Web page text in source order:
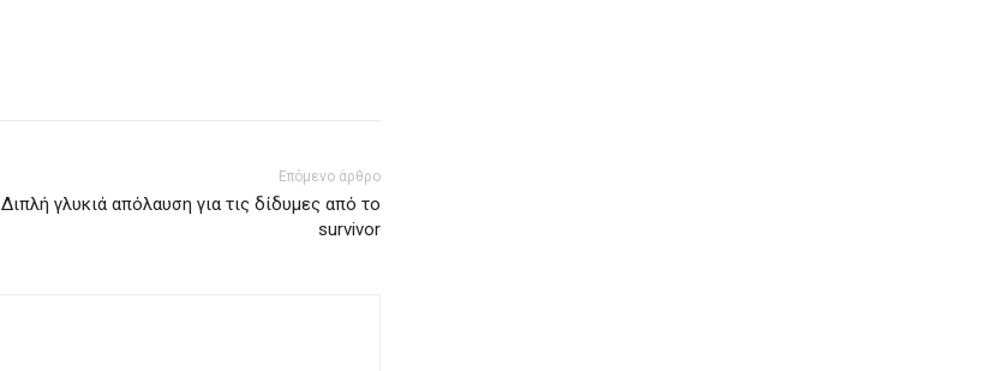
Επόμενο άρθρο
Διπλή γλυκιά απόλαυση για τις δίδυμες από το
survivor